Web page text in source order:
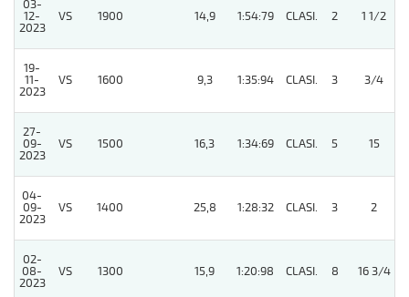
03-
12-
2023
VS 1900 14,9 1:54:79 CLASI. 2 1 1/2
19-
11-
2023
VS 1600 9,3 1:35:94 CLASI. 3 3/4
27-
09-
2023
VS 1500 16,3 1:34:69 CLASI. 5 15
04-
09-
2023
VS 1400 25,8 1:28:32 CLASI. 3 2
02-
08-
2023
VS 1300 15,9 1:20:98 CLASI. 8 16 3/4